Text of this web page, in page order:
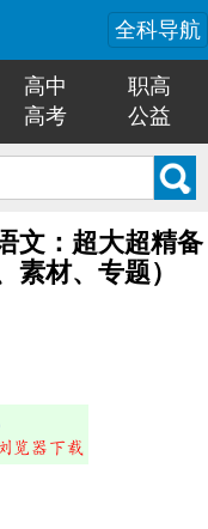
全科导航
高中
职高
高考 公益
文：超大超精备
素材、专题）